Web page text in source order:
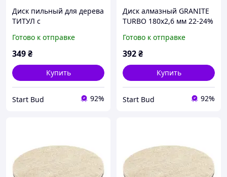
Диск пильный для дерева
ТИТУЛ с
напайками 230х22.2х80Т
08-7238
Готово к отправке
349₴
Купить
Start Bud 92%
Диск алмазный GRANITE
TURBO 180х2,6 мм 22-24%
Готово к отправке
392₴
Купить
Start Bud 92%